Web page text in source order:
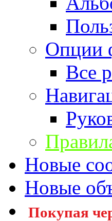
Опции
Все
Новые
Новые
Покупая